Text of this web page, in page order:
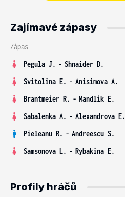
Zajímavé zápasy
Zápas
Pegula J. - Shnaider D.
Svitolina E. - Anisimova A.
Brantmeier R. - Mandlik E.
Sabalenka A. - Alexandrova E.
Pieleanu R. - Andreescu S.
Samsonova L. - Rybakina E.
Profily hráčů